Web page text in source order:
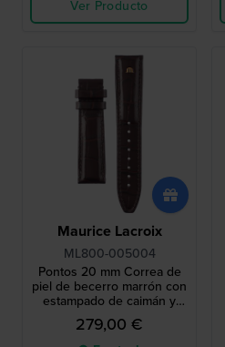
Ver Producto
Maurice Lacroix
ML800-005004
Pontos 20 mm Correa de
piel de becerro marrón con
estampado de caimán y
logo en oro rosa sin hebilla
279,00 €